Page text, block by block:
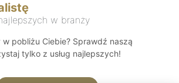
w branży
pobliżu Ciebie? Sprawdź naszą
tylko z usług najlepszych!